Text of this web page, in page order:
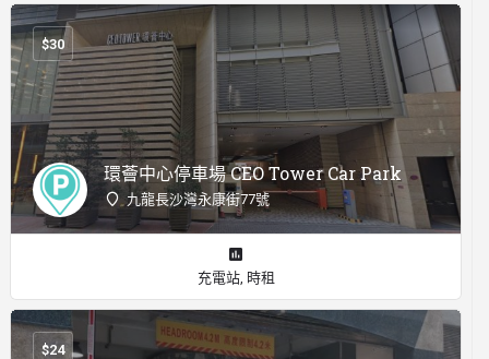
環薈中心停車場 CEO Tower Car Park
九龍長沙灣永康街77號
$30
充電站, 時租
$24